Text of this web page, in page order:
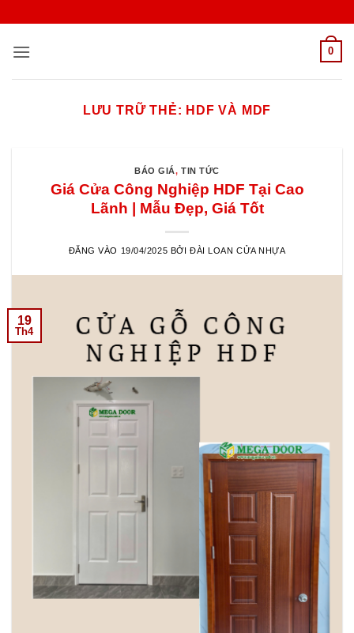
nội
0
LƯU TRỮ THẺ: HDF VÀ MDF
BÁO GIÁ,TIN TỨC
Giá Cửa Công Nghiệp HDF Tại Cao
Lãnh | Mẫu Đẹp, Giá Tốt
ĐĂNG VÀO 19/04/2025 BỞI ĐÀI LOAN CỬA NHỰA
19
Th4